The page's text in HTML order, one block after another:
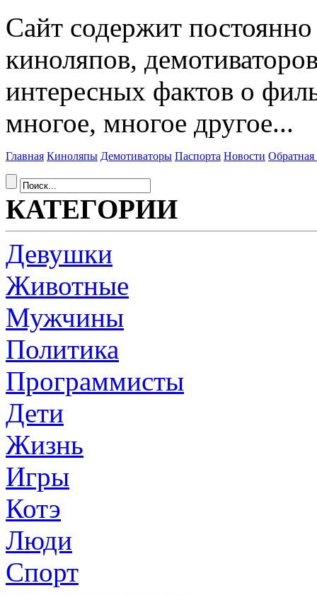
Сайт содержит
киноляпов,
интересных фактов о
многое, многое другое...
Главная Киноляпы Демотиваторы Паспорта Новости Обратная
КАТЕГОРИИ
Девушки
Животные
Мужчины
Политика
Программисты
Дети
Жизнь
Игры
Котэ
Люди
Спорт